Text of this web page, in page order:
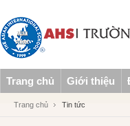
Trang chủ Giới thiệu
Trang chủ Tin tức